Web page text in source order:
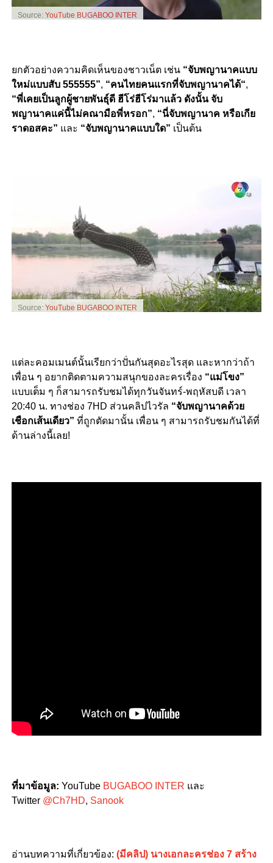
Source: YouTube BUGABOO INTER
ยกตัวอย่างความคิดเห็นของชาวเน็ต เช่น “จับพญานาคแบบ
ใหม่แบบสับ 555555”, “คนไทยคนแรกที่จับพญานาคได้“,
“พี่เคยเป็นลูกผู้ชายพันธุ์ดี ฮีโร่ฮีโร่มาแล้ว ดังนั้น จับ
พญานาคแค่นี้ไม่คณามือพี่หรอก”, “นี่จับพญานาค หรือเกีย
ราดอสคะ” และ “จับพญานาคแบบใด” เป็นต้น
Source: YouTube BUGABOO INTER
แต่ละคอมเมนต์นั้นเรียกว่าปั่นกันสุดอะไรสุด และหากว่าถ้า
เพื่อน ๆ อยากติดตามความสนุกของละครเรื่อง “แม่โขง”
แบบเต็ม ๆ ก็สามารถรับชมได้ทุกวันจันทร์-พฤหัสบดี เวลา
20:40 น. ทางช่อง 7HD ส่วนคลิปไวรัล “จับพญานาคด้วย
เชือกเส้นเดียว” ที่ถูกตัดมานั้น เพื่อน ๆ สามารถรับชมกันได้ที่
ด้านล่างนี้เลย!
ที่มาข้อมูล: YouTube BUGABOO INTER และ
Twitter @Ch7HD, Sanook
อ่านบทความที่เกี่ยวข้อง: (มีคลิป) นางเอกละครช่อง 7 สร้าง